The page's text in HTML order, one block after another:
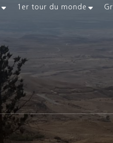
1er tour du monde